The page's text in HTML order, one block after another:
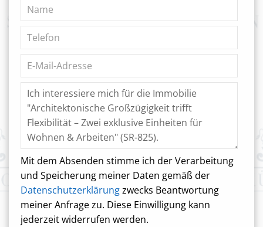
Mit dem Absenden stimme ich der Verarbeitung
und Speicherung meiner Daten gemäß der
Datenschutzerklärungzwecks Beantwortung
meiner Anfrage zu. Diese Einwilligung kann
jederzeit widerrufen werden.